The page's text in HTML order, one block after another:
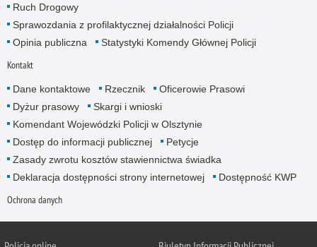
Ruch Drogowy
Sprawozdania z profilaktycznej działalności Policji
Opinia publiczna
Statystyki Komendy Głównej Policji
Kontakt
Dane kontaktowe Rzecznik
Oficerowie Prasowi
Dyżur prasowy
Skargi i wnioski
Komendant Wojewódzki Policji w Olsztynie
Dostęp do informacji publicznej
Petycje
Zasady zwrotu kosztów stawiennictwa świadka
Deklaracja dostępności strony internetowej
Dostępność KWP
Ochrona danych